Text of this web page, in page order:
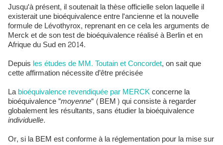
Jusqu'à présent, il soutenait la thèse officielle selon laquelle il
existerait une bioéquivalence entre l'ancienne et la nouvelle
formule de Lévothyrox, reprenant en ce cela les arguments de
Merck et de son test de bioéquivalence réalisé à Berlin et en
Afrique du Sud en 2014.
Depuis les études de MM. Toutain et Concordet, on sait que
cette affirmationnécessite d’être précisée
Labioéquivalence revendiquée par MERCKconcerne la
bioéquivalence "moyenne" (BEM) qui consiste à regarder
globalement les résultants, sans étudier la bioéquivalence
individuelle.
Or, si la BEM est conforme à la réglementation pour la mise sur